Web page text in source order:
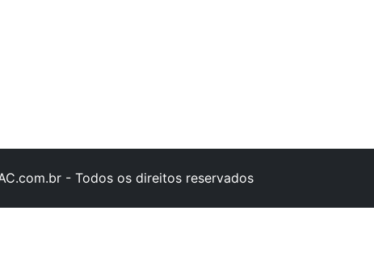
- Todos os direitos reservados